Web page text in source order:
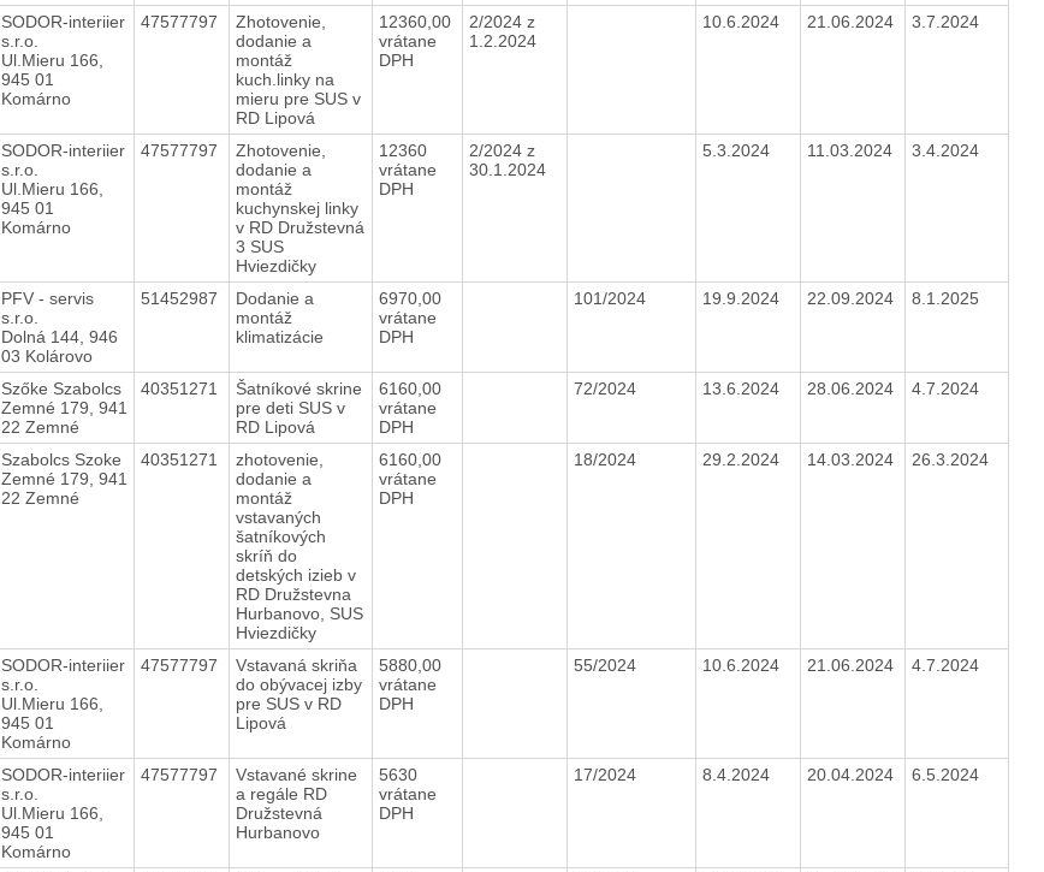
SODOR-interiier
s.r.o.
Ul.Mieru 166,
945 01
Komárno
47577797
Zhotovenie,
dodanie a
montáž
kuch.linky na
mieru pre SUS v
RD Lipová
12360,00
vrátane
DPH
2/2024 z
1.2.2024
10.6.2024 21.06.2024 3.7.2024
SODOR-interiier
s.r.o.
Ul.Mieru 166,
945 01
Komárno
47577797
Zhotovenie,
dodanie a
montáž
kuchynskej linky
v RD Družstevná
3 SUS
Hviezdičky
12360
vrátane
DPH
2/2024 z
30.1.2024
5.3.2024 11.03.2024 3.4.2024
PFV - servis
s.r.o.
Dolná 144, 946
03 Kolárovo
51452987
Dodanie a
montáž
klimatizácie
6970,00
vrátane
DPH
101/2024 19.9.2024 22.09.2024 8.1.2025
Szőke Szabolcs
Zemné 179, 941
22 Zemné
40351271
Šatníkové skrine
pre deti SUS v
RD Lipová
6160,00
vrátane
DPH
72/2024 13.6.2024 28.06.2024 4.7.2024
Szabolcs Szoke
Zemné 179, 941
22 Zemné
40351271
zhotovenie,
dodanie a
montáž
vstavaných
šatníkových
skríň do
detských izieb v
RD Družstevna
Hurbanovo, SUS
Hviezdičky
6160,00
vrátane
DPH
18/2024 29.2.2024 14.03.2024 26.3.2024
SODOR-interiier
s.r.o.
Ul.Mieru 166,
945 01
Komárno
47577797
Vstavaná skriňa
do obývacej izby
pre SUS v RD
Lipová
5880,00
vrátane
DPH
55/2024 10.6.2024 21.06.2024 4.7.2024
SODOR-interiier
s.r.o.
Ul.Mieru 166,
945 01
Komárno
47577797
Vstavané skrine
a regále RD
Družstevná
Hurbanovo
5630
vrátane
DPH
17/2024 8.4.2024 20.04.2024 6.5.2024